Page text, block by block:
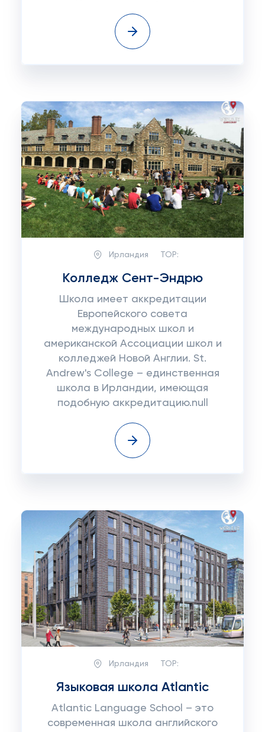
Ирландия TOP:
Колледж Сент-Эндрю
Школа имеет аккредитации
Европейского совета
международных школ и
американской Ассоциации школ и
колледжей Новой Англии. St.
Andrew's College – единственная
школа в Ирландии, имеющая
подобную аккредитацию.null
Ирландия TOP:
Языковая школа Atlantic
Atlantic Language School – это
современная школа английского